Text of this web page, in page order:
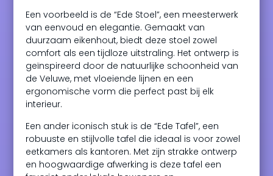
Een voorbeeld is de “Ede Stoel”, een meesterwerk
van eenvoud en elegantie. Gemaakt van
duurzaam eikenhout, biedt deze stoel zowel
comfort als een tijdloze uitstraling. Het ontwerp is
geïnspireerd door de natuurlijke schoonheid van
de Veluwe, met vloeiende lijnen en een
ergonomische vorm die perfect past bij elk
interieur.
Een ander iconisch stuk is de “Ede Tafel”, een
robuuste en stijlvolle tafel die ideaal is voor zowel
eetkamers als kantoren. Met zijn strakke ontwerp
en hoogwaardige afwerking is deze tafel een